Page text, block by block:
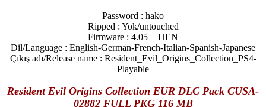
Password : hako
Ripped : Yok/untouched
Firmware : 4.05 + HEN
Dil/Language : English-German-French-Italian-Spanish-Japanese
Çıkış adı/Release name : Resident_Evil_Origins_Collection_PS4-
Playable
Resident Evil Origins Collection EUR DLC Pack CUSA-
02882 FULL PKG 116 MB